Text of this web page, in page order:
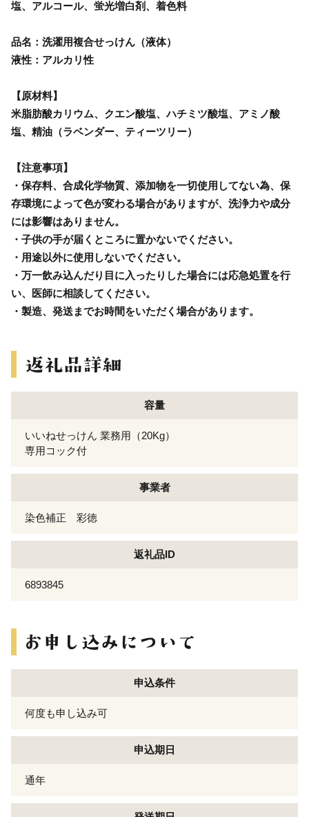
塩、アルコール、蛍光増白剤、着色料
品名：洗濯用複合せっけん（液体）
液性：アルカリ性
【原材料】
米脂肪酸カリウム、クエン酸塩、ハチミツ酸塩、アミノ酸
塩、精油（ラベンダー、ティーツリー）
【注意事項】
・保存料、合成化学物質、添加物を一切使用してない為、保
存環境によって色が変わる場合がありますが、洗浄力や成分
には影響はありません。
・子供の手が届くところに置かないでください。
・用途以外に使用しないでください。
・万一飲み込んだり目に入ったりした場合には応急処置を行
い、医師に相談してください。
・製造、発送までお時間をいただく場合があります。
容量
いいねせっけん 業務用（20Kg）
専用コック付
事業者
染色補正 彩徳
返礼品ID
6893845
申込条件
何度も申し込み可
申込期日
通年